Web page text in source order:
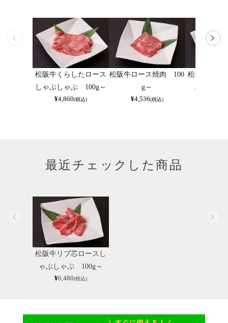
松阪牛くらしたロース
しゃぶしゃぶ 100g～
¥4,860(税込)
松阪牛ロース焼肉 100
g～
¥4,536(税込)
松阪牛霜降
ぶしゃぶ
最近チェックした商品
松阪牛リブ芯ロースし
ゃぶしゃぶ 100g～
¥6,480(税込)